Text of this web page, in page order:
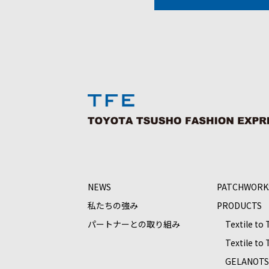
NEWS
私たちの強み
パートナーとの取り組み
PRODUCTS
Textile to
Textile to
GELANOTS